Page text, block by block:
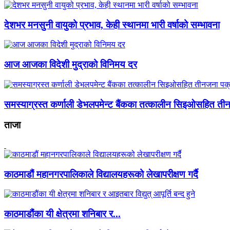
देशभर मनसुनी वायुको प्रभाव, केही स्थानमा भारी वर्षाको सम्भावना
आज आजका विदेशी मुद्राको विनिमय दर
समस्याग्रस्त कर्णाली डेभलपमेन्ट बैंकका तत्कालीन सिइओसहित
ताजा
काठमाडौं महानगरपालिकाले विद्यालयहरूको लेखापरीक्षण गर्दै
काठमाडौंका यी क्षेत्रमा शनिबार र...